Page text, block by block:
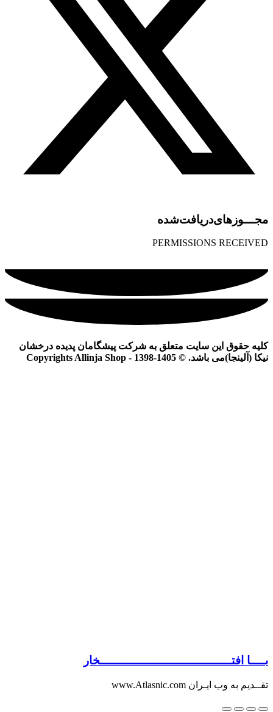
مجـــوز‌های‌دریافت‌شده
PERMISSIONS RECEIVED
کلیه حقوق این سایت متعلق به شرکت پیشگامان پدیده درخشان
نیکا (آلینجا)می باشد. © Copyrights Allinja Shop - 1398-1405
بــــا افتــــــــــــــــــــــــــــــــــــخار
تقــدیم به وب ایـران www.Atlasnic.com